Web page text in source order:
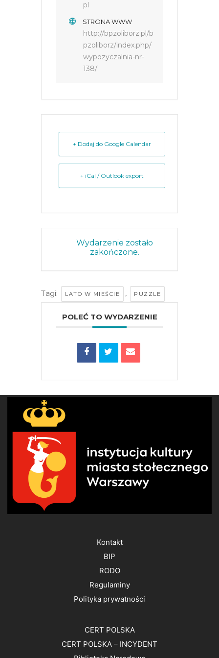
pl
STRONA WWW
http://bpzoliborz.pl/b
pzoliborz/index.php/
wypozyczalnia-nr-
138/
+ Dodaj do Google Calendar
+ iCal / Outlook export
Wydarzenie zostało
zakończone.
Tagi: LATO W MIEŚCIE , PUZZLE
POLEĆ TO WYDARZENIE
Kontakt
BIP
RODO
Regulaminy
Polityka prywatności
CERT POLSKA
CERT POLSKA – INCYDENT